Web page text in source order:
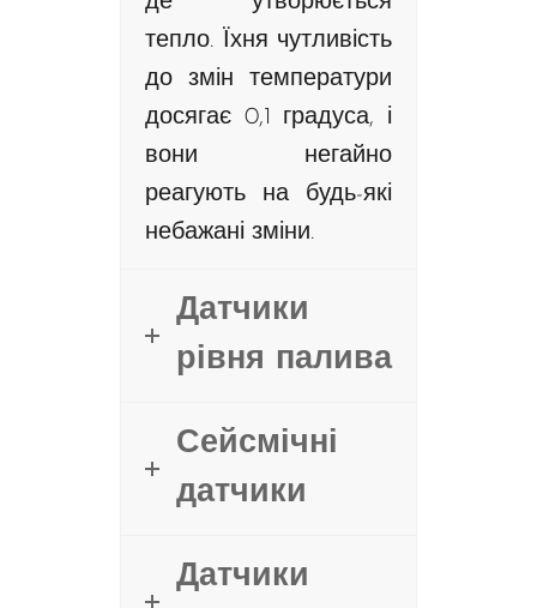
тепло. Їхня чутливість
до змін температури
досягає 0,1 градуса, і
вони негайно
реагують на будь-які
небажані зміни.
Датчики
рівня палива
Сейсмічні
датчики
Датчики